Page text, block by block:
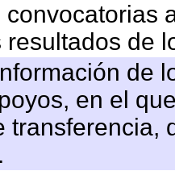
convocatorias
resultados de
de
en el
transferencia,